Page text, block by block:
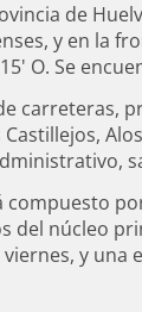
Camino
Camino
Ruta
Puebla-
Del
Camino
de
y en la
15' O. Se
carreteras,
compuesto
del núcleo
y una